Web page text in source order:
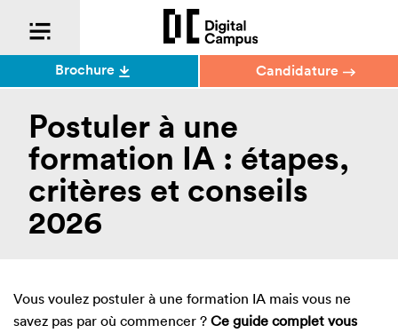
Postuler à une
formation IA : étapes,
critères et conseils
2026
Vous voulez postuler à une formation IA mais vous ne
savez pas par où commencer ? Ce guide complet vous
Brochure Candidature